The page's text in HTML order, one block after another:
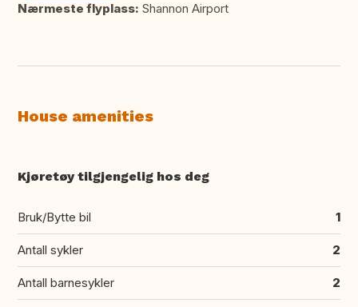
Nærmeste flyplass: Shannon Airport
House amenities
Kjøretøy tilgjengelig hos deg
Bruk/Bytte bil 1
Antall sykler 2
Antall barnesykler 2